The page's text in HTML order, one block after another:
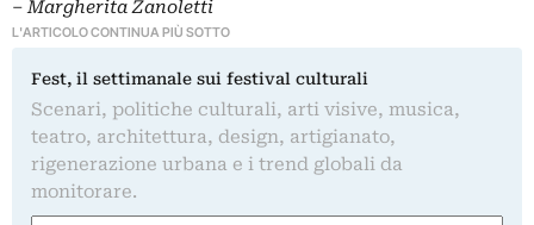
‒Margherita Zanoletti
L'ARTICOLO CONTINUA PIÙ SOTTO
Fest, il settimanale sui festival culturali
Scenari, politiche culturali, arti visive, musica,
teatro, architettura, design, artigianato,
rigenerazione urbana e i trend globali da
monitorare.